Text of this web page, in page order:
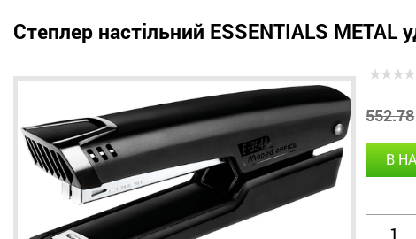
Степлер настільний ESSENTIALS
552.78
В